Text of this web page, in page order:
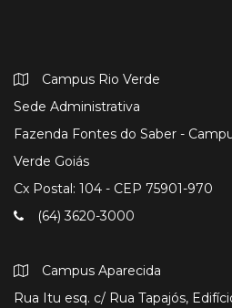
Campus Rio Verde
Sede Administrativa
Fazenda Fontes do Saber -
Verde Goiás
Cx Postal: 104 - CEP 75901-970
(64) 3620-3000
Campus Aparecida
Rua Itu esq. c/ Rua Tapajós,